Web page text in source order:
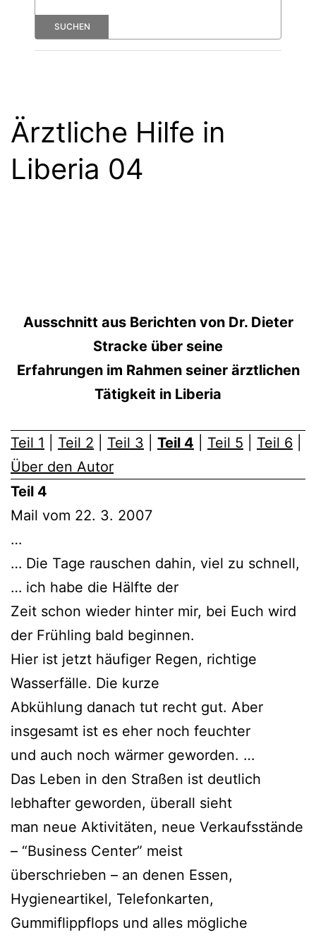
Ärztliche Hilfe in
Liberia 04
Ausschnitt aus Berichten von Dr. Dieter
Stracke über seine
Erfahrungen im Rahmen seiner ärztlichen
Tätigkeit in Liberia
Teil 1 Teil 2 Teil 3 Teil 4 Teil 5 Teil 6
Über den Autor
Teil 4
Mail vom 22. 3. 2007
…
… Die Tage rauschen dahin, viel zu schnell,
… ich habe die Hälfte der
Zeit schon wieder hinter mir, bei Euch wird
der Frühling bald beginnen.
Hier ist jetzt häufiger Regen, richtige
Wasserfälle. Die kurze
Abkühlung danach tut recht gut. Aber
insgesamt ist es eher noch feuchter
und auch noch wärmer geworden. …
Das Leben in den Straßen ist deutlich
lebhafter geworden, überall sieht
man neue Aktivitäten, neue Verkaufsstände
– “Business Center” meist
überschrieben – an denen Essen,
Hygieneartikel, Telefonkarten,
Gummiflippflops und alles mögliche